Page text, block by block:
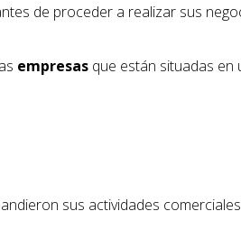
de proceder a realizar sus
empresas que están situadas en
sus actividades